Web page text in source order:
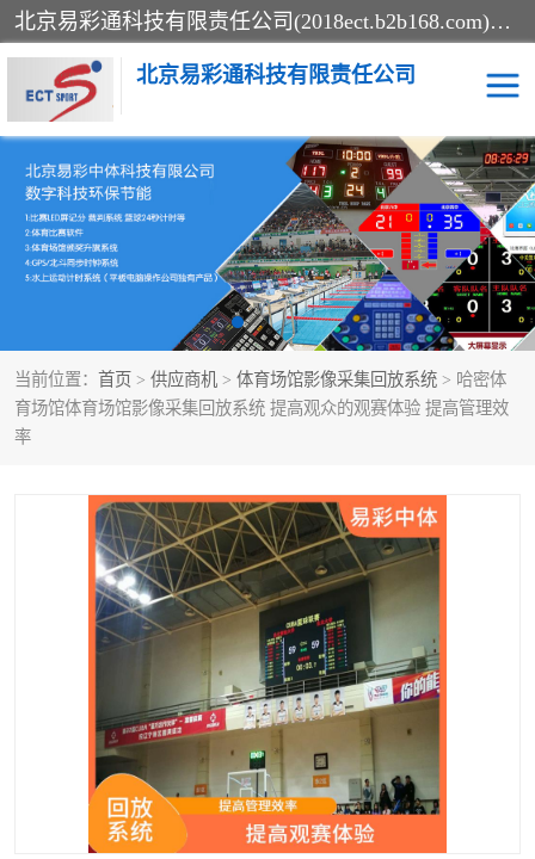
北京易彩通科技有限责任公司(2018ect.b2b168.com)主要提供陕西计时记分系统，全国统一热线：15611947915.北京易彩通科技有限责任公司有一支长期从事智能控制系统研发的高素质的队伍，具有嵌入式系统，视频系统、通信系统、网络系统，体育计时系统的知识和技能。强力打造体育比赛计时计分系统、智能升降旗系统、标准时钟系统、赛事编排及信息发布系统，为用户提供较新的，较廉价的，应用解决方案。
北京易彩通科技有限责任公司
当前位置： 首页 > 供应商机 > 体育场馆影像采集回放系统 > 哈密体
育场馆体育场馆影像采集回放系统 提高观众的观赛体验 提高管理效
率
记分系统 游泳计时系统
智能颁奖旗系统 GPS同步时钟系统
计时计分及成绩处理系统 计时记分系统
体育场馆影像采集回放系 游泳馆水下摄影采集救生